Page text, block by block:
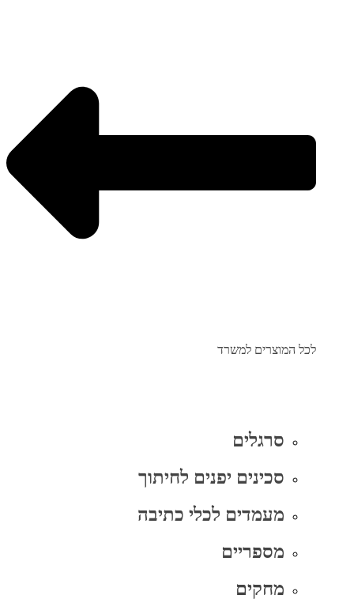
לכל המוצרים למשרד
סרגלים
סכינים יפנים לחיתוך
מעמדים לכלי כתיבה
מספריים
מחקים